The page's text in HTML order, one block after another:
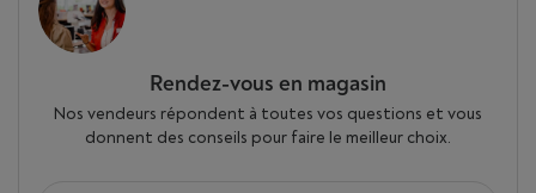
Rendez-vous en magasin
Nos vendeurs répondent à toutes vos questions et vous
donnent des conseils pour faire le meilleur choix.